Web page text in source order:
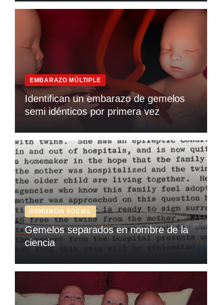
EMBARAZO MÚLTIPLE
Identifican un embarazo de gemelos
semi idénticos por primera vez
DENUNCIA SOCIAL
Gemelos separados en nombre de la
ciencia